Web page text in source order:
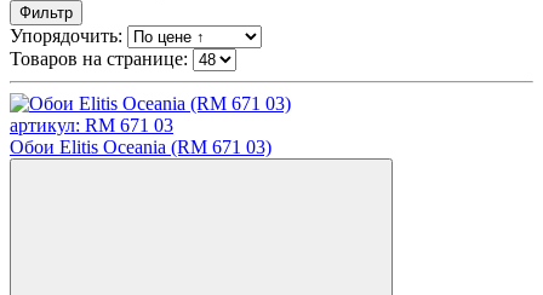
Фильтр
Упорядочить:
Товаров на странице:
артикул: RM 671 03
Обои Elitis Oceania (RM 671 03)